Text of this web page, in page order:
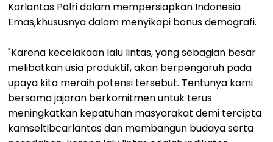
Korlantas Polri dalam mempersiapkan Indonesia
Emas,khususnya dalam menyikapi bonus demografi.
"Karena kecelakaan lalu lintas, yang sebagian besar
melibatkan usia produktif, akan berpengaruh pada
upaya kita meraih potensi tersebut. Tentunya kami
bersama jajaran berkomitmen untuk terus
meningkatkan kepatuhan masyarakat demi tercipta
kamseltibcarlantas dan membangun budaya serta